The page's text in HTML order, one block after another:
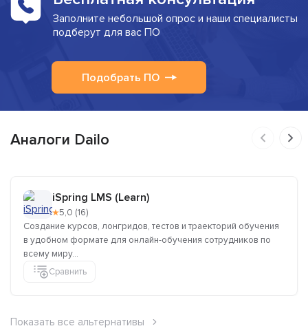
Заполните небольшой опрос и наши специалисты
подберут для вас ПО
Подобрать ПО
Аналоги Dailo
iSpring LMS (Learn)
★5,0 (16)
Создание курсов, лонгридов, тестов и траекторий обучения
в удобном формате для онлайн-обучения сотрудников по
всему миру...
Сравнить
Показать все альтернативы